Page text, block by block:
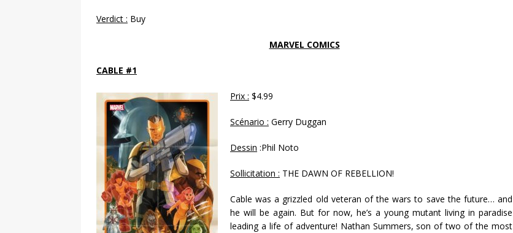
Verdict : Buy
MARVEL COMICS
CABLE #1
Prix : $4.99
Scénario : Gerry Duggan
Dessin :Phil Noto
Sollicitation : THE DAWN OF REBELLION!
Cable was a grizzled old veteran of the wars to save the future… and
he will be again. But for now, he’s a young mutant living in paradise
leading a life of adventure! Nathan Summers, son of two of the most